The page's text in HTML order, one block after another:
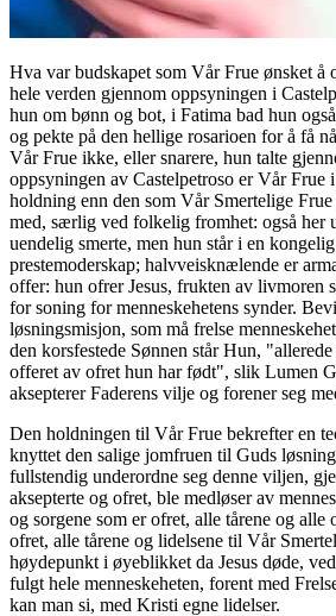
Hva var budskapet som Vår Frue ønsket å
hele verden gjennom oppsyningen i
hun om bønn og bot, i Fatima bad hun
og pekte på den hellige rosarioen for å få
Vår Frue ikke, eller snarere, hun talte
oppsyningen av Castelpetroso er Vår Frue
holdning enn den som Vår Smertelige
med, særlig ved folkelig fromhet: også her
uendelig smerte, men hun står i en
prestemoderskap; halvveisknælende er
offer: hun ofrer Jesus, frukten av livmoren
for soning for menneskehetens synder.
løsningsmisjon, som må frelse
den korsfestede Sønnen står Hun,
offeret av ofret hun har født", slik Lumen
aksepterer Faderens vilje og forener seg
Den holdningen til Vår Frue bekrefter en
knyttet den salige jomfruen til Guds
fullstendig underordne seg denne viljen,
aksepterte og ofret, ble medløser av
og sorgene som er ofret, alle tårene og alle
ofret, alle tårene og lidelsene til Vår
høydepunkt i øyeblikket da Jesus døde,
fulgt hele menneskeheten, forent med
kan man si, med Kristi egne lidelser.